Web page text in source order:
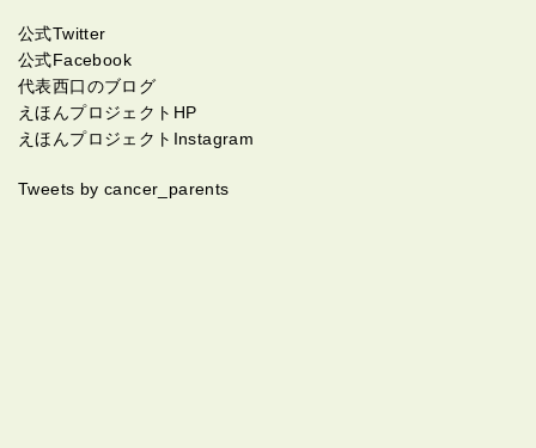
公式Twitter
公式Facebook
代表西口のブログ
えほんプロジェクトHP
えほんプロジェクトInstagram
Tweets by cancer_parents